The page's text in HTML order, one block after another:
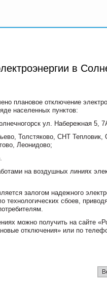
в
плановое отключение
населенных пунктов:
ул. Набережная 5,
Толстяково, СНТ Тепловик,
Леонидово;
на воздушных линиях
залогом надежного
технологических сбоев,
можно получить на сайте
отключения» или по